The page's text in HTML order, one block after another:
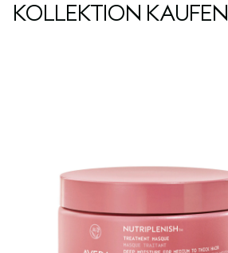
KOLLEKTION KAUFEN